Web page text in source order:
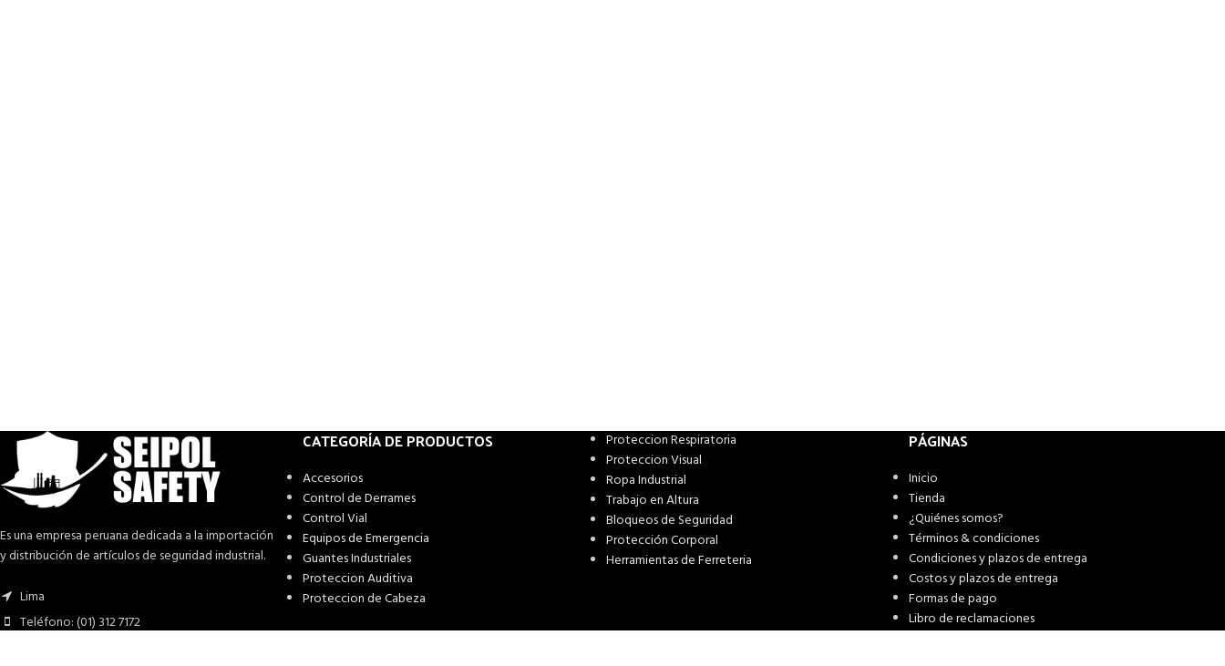
Es una empresa peruana dedicada a la importación
y distribución de artículos de seguridad industrial.
Lima
Teléfono: (01) 312 7172
CATEGORÍA DE PRODUCTOS
Accesorios
Control de Derrames
Control Vial
Equipos de Emergencia
Guantes Industriales
Proteccion Auditiva
Proteccion de Cabeza
Proteccion Respiratoria
Proteccion Visual
Ropa Industrial
Trabajo en Altura
Bloqueos de Seguridad
Protección Corporal
Herramientas de Ferreteria
PÁGINAS
Inicio
Tienda
¿Quiénes somos?
Términos & condiciones
Condiciones y plazos de entrega
Costos y plazos de entrega
Formas de pago
Libro de reclamaciones